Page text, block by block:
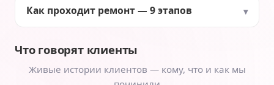
Как проходит ремонт — 9 этапов
Что говорят клиенты
Живые истории клиентов — кому, что и как мы